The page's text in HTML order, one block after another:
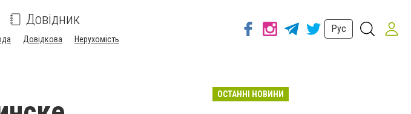
Довідник
Довідкова Нерухомість
Рус
ОСТАННІ НОВИНИ